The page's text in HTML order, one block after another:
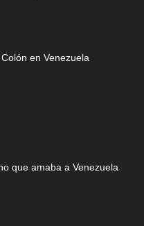
en Venezuela
que amaba a Venezuela